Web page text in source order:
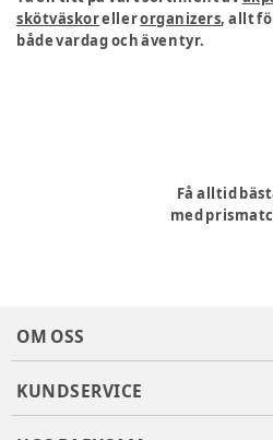
skötväskorellerorganizers, allt
både vardag och äventyr.
Få alltid
med
OM OSS
KUNDSERVICE